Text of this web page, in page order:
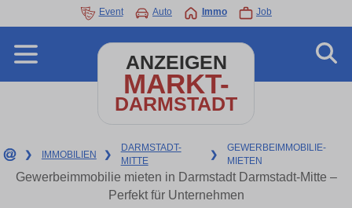
Event Auto Immo Job
ANZEIGEN
MARKT-
DARMSTADT
❯ IMMOBILIEN ❯
DARMSTADT-
MITTE
❯
GEWERBEIMMOBILIE-
MIETEN
Gewerbeimmobilie mieten in Darmstadt Darmstadt-Mitte –
Perfekt für Unternehmen